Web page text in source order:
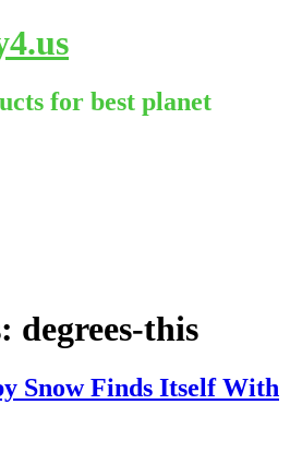
for best planet
degrees-this
Snow Finds Itself With